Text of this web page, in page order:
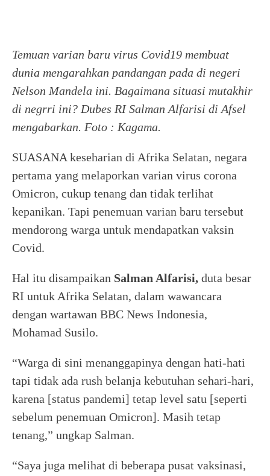
Temuan varian baru virus Covid19 membuat
dunia mengarahkan pandangan pada di negeri
Nelson Mandela ini. Bagaimana situasi mutakhir
di negrri ini? Dubes RI Salman Alfarisi di Afsel
mengabarkan. Foto : Kagama.
SUASANA keseharian di Afrika Selatan, negara
pertama yang melaporkan varian virus corona
Omicron, cukup tenang dan tidak terlihat
kepanikan. Tapi penemuan varian baru tersebut
mendorong warga untuk mendapatkan vaksin
Covid.
Hal itu disampaikan Salman Alfarisi, duta besar
RI untuk Afrika Selatan, dalam wawancara
dengan wartawan BBC News Indonesia,
Mohamad Susilo.
“Warga di sini menanggapinya dengan hati-hati
tapi tidak ada rush belanja kebutuhan sehari-hari,
karena [status pandemi] tetap level satu [seperti
sebelum penemuan Omicron]. Masih tetap
tenang,” ungkap Salman.
“Saya juga melihat di beberapa pusat vaksinasi,